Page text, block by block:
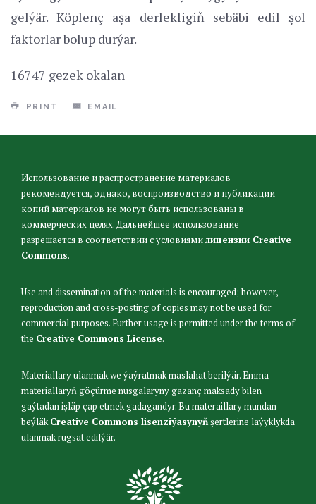
gelýär. Köplenç aşa derlekligiň sebäbi edil şol
faktorlar bolup durýar.
16747 gezek okalan
PRINT EMAIL
Использование и распространение материалов
рекомендуется, однако, воспроизводство и публикации
копий материалов не могут быть использованы в
коммерческих целях. Дальнейшее использование
разрешается в соответствии с условиямилицензии Creative
Commons.
Use and dissemination of the materials is encouraged; however,
reproduction and cross-posting of copies may not be used for
commercial purposes. Further usage is permitted under the terms of
the Creative Commons License.
Materiallary ulanmak we ýaýratmak maslahat berilýär. Emma
materiallaryň göçürme nusgalaryny gazanç maksady bilen
gaýtadan işläp çap etmek gadagandyr. Bu materaillary mundan
beýläkCreative Commons lisenziýasynyňşertlerine laýyklykda
ulanmak rugsat edilýär.